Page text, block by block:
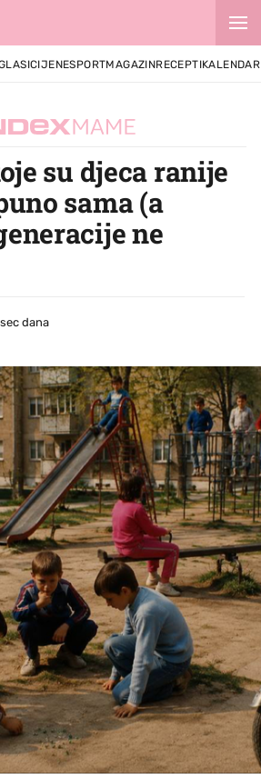
CIJENESPORTMAGAZINRECEPTIKALENDAR
su djeca ranije
sama (a
ne
dana